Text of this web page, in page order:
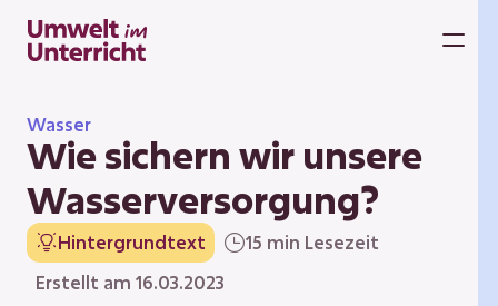
Inhalt
springen
Wasser
Wie sichern wir unsere
Wasserversorgung?
Hintergrundtext
15 min Lesezeit
Erstellt am 16.03.2023